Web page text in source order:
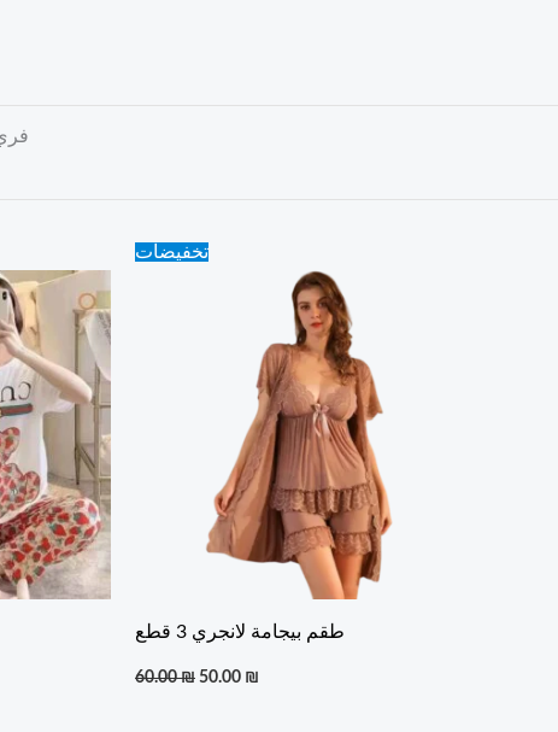
تخفيضات
طقم بيجامة لانجري 3 قطع
60.00₪
Original
price
50.00 ₪
50.00 ₪.